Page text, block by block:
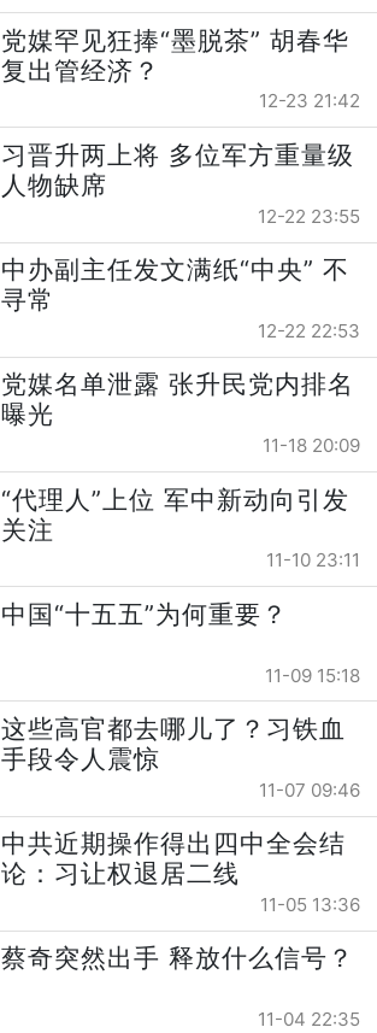
党媒罕见狂捧“墨脱茶” 胡春华
复出管经济？
12-23 21:42
习晋升两上将 多位军方重量级
人物缺席
12-22 23:55
中办副主任发文满纸“中央” 不
寻常
12-22 22:53
党媒名单泄露 张升民党内排名
曝光
11-18 20:09
“代理人”上位 军中新动向引发
关注
11-10 23:11
中国“十五五”为何重要？
11-09 15:18
这些高官都去哪儿了？习铁血
手段令人震惊
11-07 09:46
中共近期操作得出四中全会结
论：习让权退居二线
11-05 13:36
蔡奇突然出手 释放什么信号？
11-04 22:35